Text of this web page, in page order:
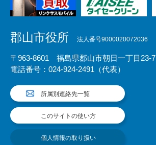
郡山市役所 法人番号9000020072036
〒963-8601 福島県郡山市朝日一丁目23-7
電話番号：024-924-2491（代表）
所属別連絡先一覧
このサイトの使い方
個人情報の取り扱い